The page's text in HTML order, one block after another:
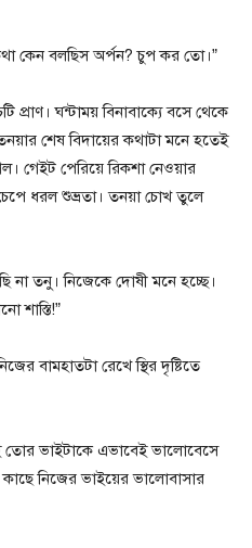
কেন বলছিস অর্পন? চুপ কর তো।”
ঘন্টাময় বিনাবাক্যে বসে থেকে
শেষ বিদায়ের কথাটা মনে হতেই
পেরিয়ে রিকশা নেওয়ার
ধরল শুভ্রতা। তনয়া চোখ তুলে
না তনু। নিজেকে দোষী মনে হচ্ছে।
শাস্তি!”
বামহাতটা রেখে স্থির দৃষ্টিতে
তোর ভাইটাকে এভাবেই ভালোবেসে
নিজের ভাইয়ের ভালোবাসার